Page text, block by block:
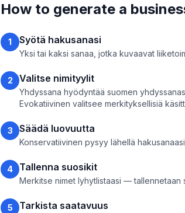
How to generate a
1 Syötä hakusanasi
Yksi tai kaksi sanaa, jotka kuvaavat
2 Valitse nimityylit
Yhdyssana hyödyntää suomen
Evokatiivinen valitsee merkityksellisiä
3 Säädä luovuutta
Konservatiivinen pysyy lähellä
4 Tallenna suosikit
Merkitse nimet lyhytlistaasi — tallennetaan
5 Tarkista saatavuus